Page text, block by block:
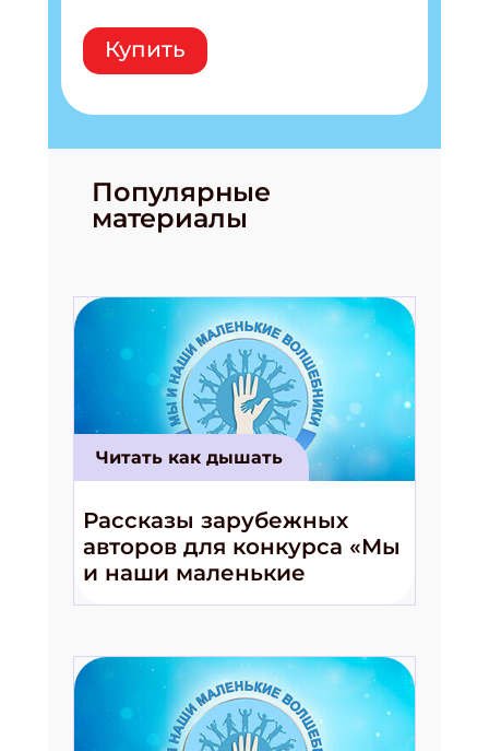
Купить
Популярные
материалы
Читать как дышать
Рассказы зарубежных
авторов для конкурса «Мы
и наши маленькие
волшебники!»
Подпишись на рассылку
Получи электронный "Классный журнал" в
подарок!
Укажите имя
ПОДПИСАТЬСЯ